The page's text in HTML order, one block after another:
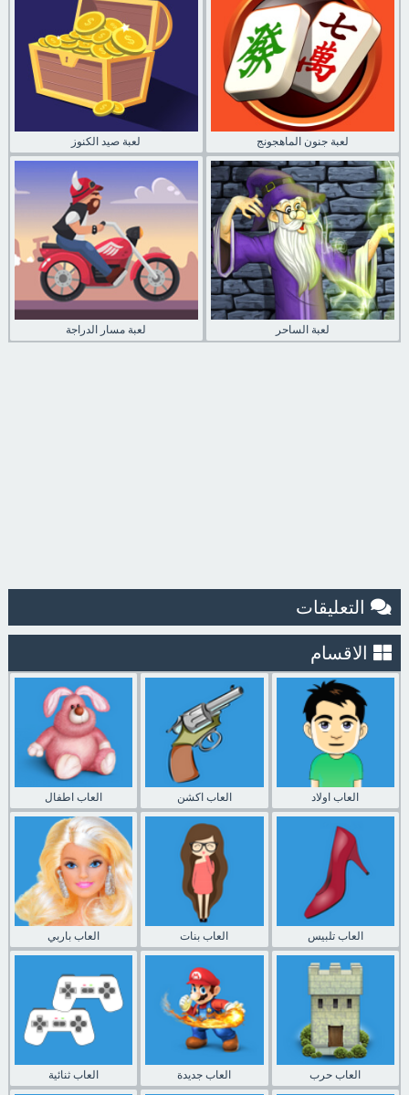
لعبة صيد الكنوز لعبة جنون الماهجونج
لعبة مسار الدراجة لعبة الساحر
التعليقات
الاقسام
العاب اطفال العاب اكشن العاب اولاد
العاب باربي العاب بنات العاب تلبيس
العاب ثنائية العاب جديدة العاب حرب